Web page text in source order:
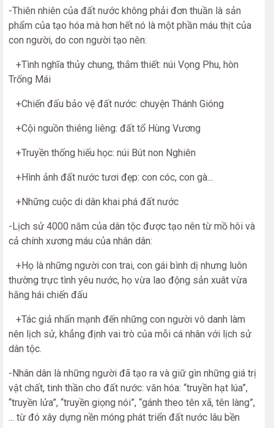
-Thiên nhiên của đất nước không phải đơn thuần là sản
phẩm của tạo hóa mà hơn hết nó là một phần máu thịt của
con người, do con người tạo nên:
+Tình nghĩa thủy chung, thắm thiết: núi Vọng Phu, hòn
Trống Mái
+Chiến đấu bảo vệ đất nước: chuyện Thánh Gióng
+Cội nguồn thiêng liêng: đất tổ Hùng Vương
+Truyền thống hiếu học: núi Bút non Nghiên
+Hình ảnh đất nước tươi đẹp: con cóc, con gà...
+Những cuộc di dân khai phá đất nước
-Lịch sử 4000 năm của dân tộc được tạo nên từ mồ hôi và
cả chính xương máu của nhân dân:
+Họ là những người con trai, con gái bình dị nhưng luôn
thường trực tình yêu nước, họ vừa lao động sản xuât vừa
hăng hái chiến đấu
+Tác giả nhấn mạnh đến những con người vô danh làm
nên lịch sử, khẳng định vai trò của mỗi cá nhân với lịch sử
dân tộc.
-Nhân dân là những người đã tạo ra và giữ gìn những giá trị
vật chất, tinh thần cho đất nước: văn hóa: “truyền hạt lúa”,
“truyền lửa”, “truyền giọng nói”, “gánh theo tên xã, tên làng”,
... từ đó xây dựng nền móng phát triển đất nước lâu bền